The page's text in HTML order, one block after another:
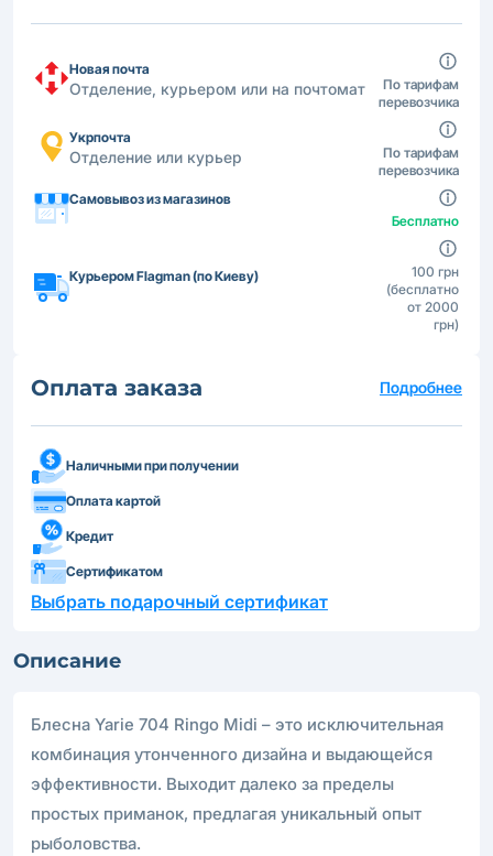
Новая почта
Отделение, курьером или на почтомат
По тарифам
перевозчика
Укрпочта
Отделение или курьер
По тарифам
перевозчика
Самовывоз из магазинов
Бесплатно
Курьером Flagman (по Киеву)
100 грн
(бесплатно
от 2000
грн)
Оплата заказа Подробнее
Наличными при получении
Оплата картой
Кредит
Сертификатом
Выбрать подарочный сертификат
Описание
Блесна Yarie 704 Ringo Midi – это исключительная
комбинация утонченного дизайна и выдающейся
эффективности. Выходит далеко за пределы
простых приманок, предлагая уникальный опыт
рыболовства.